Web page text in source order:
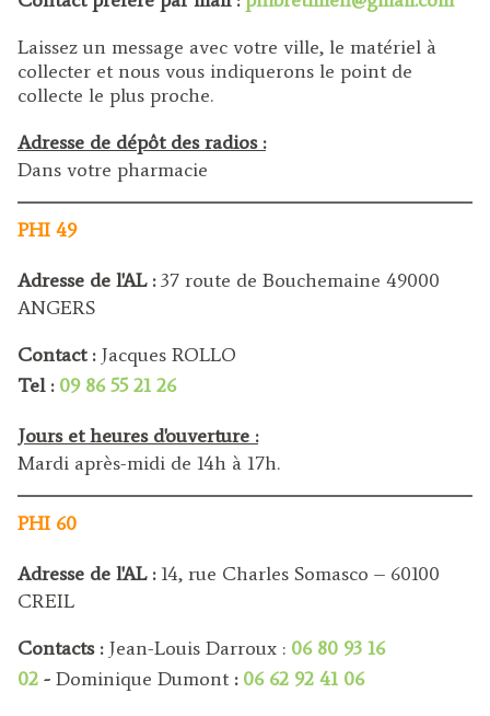
Laissez un message avec votre ville, le matériel à
collecter et nous vous indiquerons le point de
collecte le plus proche.
Adresse de dépôt des radios :
Dans votre pharmacie
PHI 49
Adresse de l'AL :37 route de Bouchemaine 49000
ANGERS
Contact : Jacques ROLLO
Tel : 09 86 55 21 26
Jours et heures d'ouverture :
Mardi après-midi de 14h à 17h.
PHI 60
Adresse de l'AL :14, rue Charles Somasco – 60100
CREIL
Contacts : Jean-Louis Darroux : 06 80 93 16
02 - Dominique Dumont : 06 62 92 41 06